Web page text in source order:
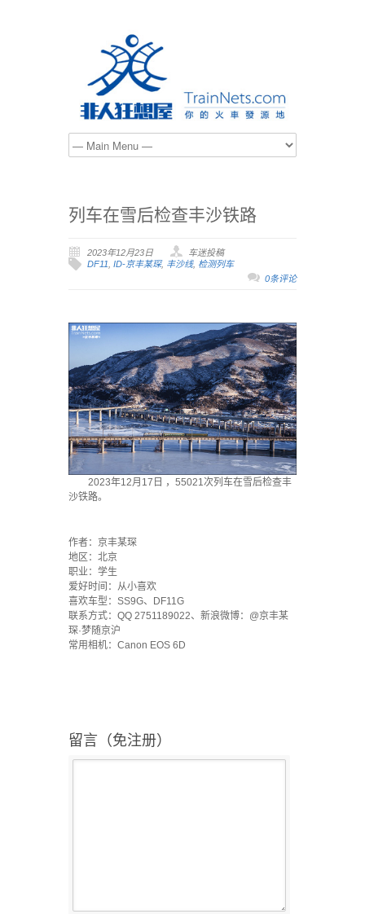
列车在雪后检查丰沙铁路
2023年12月23日
车迷投稿
DF11, ID-京丰某琛, 丰沙线, 检测列车
0条评论
2023年12月17日 ，55021次列车在雪后检查丰
沙铁路。
作者：京丰某琛
地区：北京
职业：学生
爱好时间：从小喜欢
喜欢车型：SS9G、DF11G
联系方式：QQ 2751189022、新浪微博：@京丰某
琛·梦随京沪
常用相机：Canon EOS 6D
留言（免注册）